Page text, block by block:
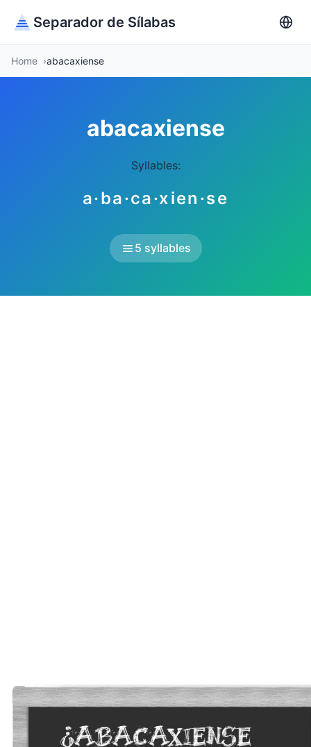
Separador de Sílabas
Home abacaxiense
abacaxiense
Syllables:
a·ba·ca·xien·se
5 syllables